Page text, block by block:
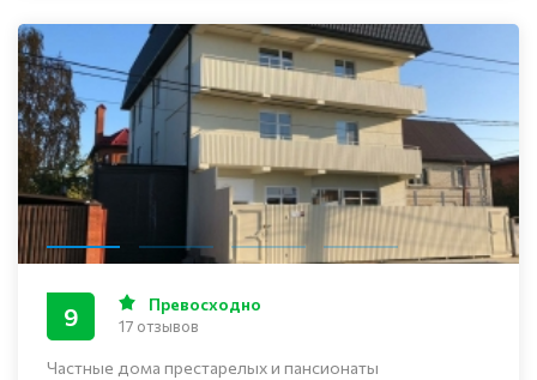
Частные дома престарелых и пансионаты
9 Превосходно
17 отзывов